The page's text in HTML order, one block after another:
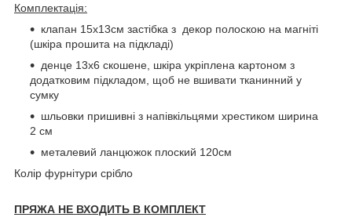
Комплектація:
клапан 15х13см застібка з декор полоскою на магніті
(шкіра прошита на підкладі)
денце 13х6 скошене, шкіра укріплена картоном з
додатковим підкладом, щоб не вшивати тканинний у
сумку
шльовки пришивні з напівкільцями хрестиком ширина
2 см
металевий ланцюжок плоский 120см
Колір фурнітури срібло
ПРЯЖА НЕ ВХОДИТЬ В КОМПЛЕКТ